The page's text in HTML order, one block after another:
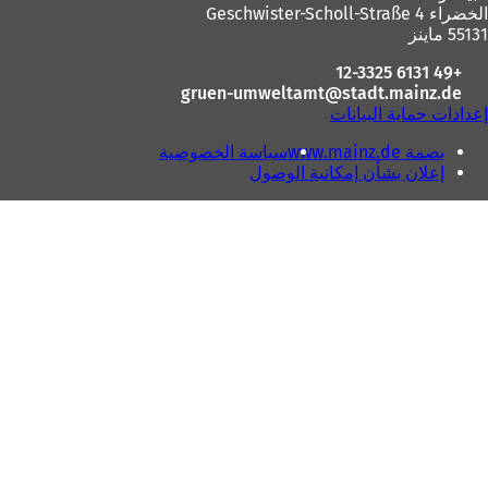
الخضراء Geschwister-Scholl-Straße 4
55131 ماينز
+49 6131 12-3325
gruen-umweltamt
stadt.mainz de
إعدادات حماية البيانات
بصمة www.mainz.de
سياسة الخصوصية
إعلان بشأن إمكانية الوصول